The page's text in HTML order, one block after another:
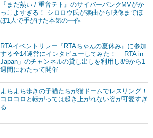
『まだ熱い / 重音テト』のサイバーパンクMVがか
っこよすぎる！ シロロウ氏が楽曲から映像までほ
ぼ1人で手がけた本気の一作
RTAイベントリレー『RTAちゃんの夏休み』に参加
する全14運営にインタビューしてみた！ 「RTA in
Japan」のチャンネルの貸し出しを利用し8/9から1
週間にわたって開催
よちよち歩きの子猫たちが猫ドームでレスリング！
コロコロと転がっては起き上がれない姿が可愛すぎ
る